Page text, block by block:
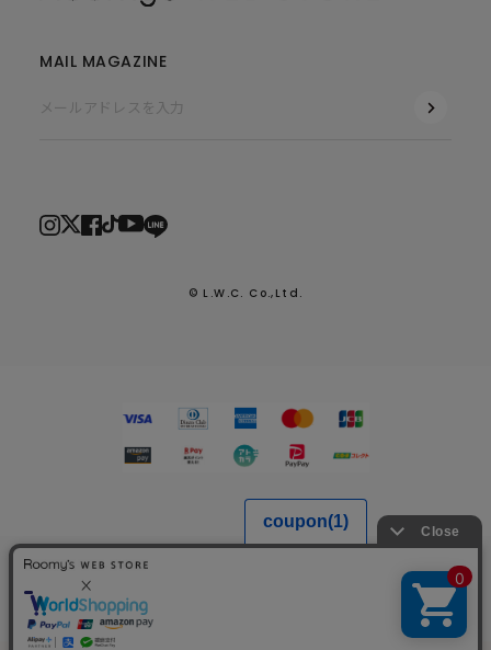
MAIL MAGAZINE
© L.W.C. Co.,Ltd.